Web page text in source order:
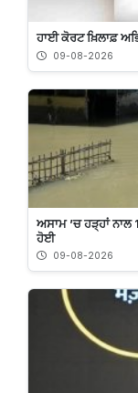
ਹਾਈ ਕੋਰਟ ਖ਼ਿਲਾਫ਼
09-08-2026
ਅਸਾਮ ’ਚ ਹੜ੍ਹਾਂ ਨਾਲ
ਹੋਈ
09-08-2026